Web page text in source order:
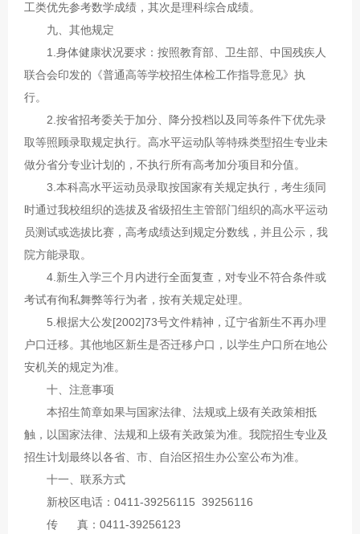
工类优先参考数学成绩，其次是理科综合成绩。
九、其他规定
1.身体健康状况要求：按照教育部、卫生部、中国残疾人
联合会印发的《普通高等学校招生体检工作指导意见》执
行。
2.按省招考委关于加分、降分投档以及同等条件下优先录
取等照顾录取规定执行。高水平运动队等特殊类型招生专业未
做分省分专业计划的，不执行所有高考加分项目和分值。
3.本科高水平运动员录取按国家有关规定执行，考生须同
时通过我校组织的选拔及省级招生主管部门组织的高水平运动
员测试或选拔比赛，高考成绩达到规定分数线，并且公示，我
院方能录取。
4.新生入学三个月内进行全面复查，对专业不符合条件或
考试有徇私舞弊等行为者，按有关规定处理。
5.根据大公发[2002]73号文件精神，辽宁省新生不再办理
户口迁移。其他地区新生是否迁移户口，以学生户口所在地公
安机关的规定为准。
十、注意事项
本招生简章如果与国家法律、法规或上级有关政策相抵
触，以国家法律、法规和上级有关政策为准。我院招生专业及
招生计划最终以各省、市、自治区招生办公室公布为准。
十一、联系方式
新校区电话：0411-39256115 39256116
传 真：0411-39256123